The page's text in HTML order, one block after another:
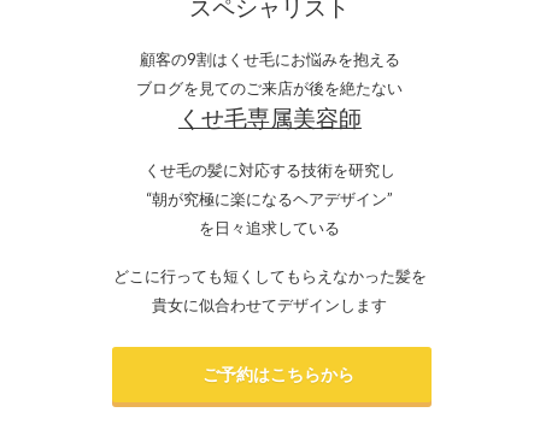
スペシャリスト
顧客の9割はくせ毛にお悩みを抱える
ブログを見てのご来店が後を絶たない
くせ毛専属美容師
くせ毛の髪に対応する技術を研究し
“朝が究極に楽になるヘアデザイン”
を日々追求している
どこに行っても短くしてもらえなかった髪を
貴女に似合わせてデザインします
ご予約はこちらから